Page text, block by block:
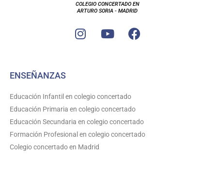
COLEGIO CONCERTADO EN
ARTURO SORIA - MADRID
I
n
g
r
a
m
Y
o
e
F
a
k
ENSEÑANZAS
Educación Infantil en colegio concertado
Educación Primaria en colegio concertado
Educación Secundaria en colegio concertado
Formación Profesional en colegio concertado
Colegio concertado en Madrid